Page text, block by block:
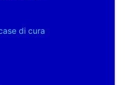
di cura